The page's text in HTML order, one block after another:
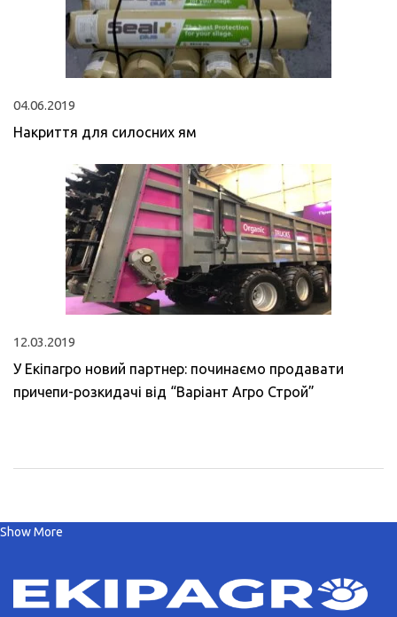
04.06.2019
Накриття для силосних ям
12.03.2019
У Екіпагро новий партнер: починаємо продавати
причепи-розкидачі від “Варіант Агро Строй”
Show More